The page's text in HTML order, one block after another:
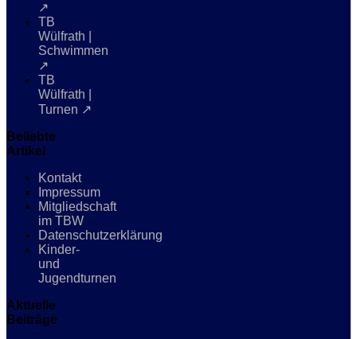
↗
TB
Wülfrath |
Schwimmen
↗
TB
Wülfrath |
Turnen ↗
Beliebte
Artikel
Kontakt
Impressum
Mitgliedschaft
im TBW
Datenschutzerklärung
Kinder-
und
Jugendturnen
Aktuelle
Beiträge